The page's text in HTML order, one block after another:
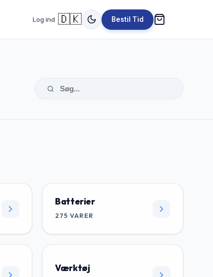
Log ind 🇩🇰 Bestil Tid
Batterier
275 VARER
Værktøj